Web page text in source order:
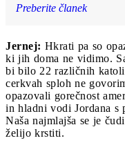
Preberite članek
Jernej: Hkrati pa so
ki jih doma ne vidimo.
bi bilo 22 različnih
cerkvah sploh ne
opazovali gorečnost
in hladni vodi Jordana s
Naša najmlajša se je
želijo krstiti.